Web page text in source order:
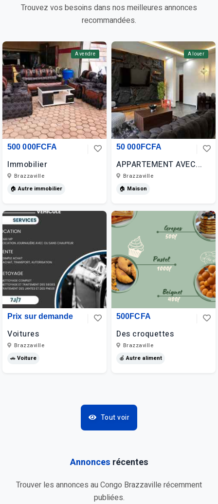
Trouvez vos besoins dans nos meilleures annonces
recommandées.
A vendre
500 000FCFA
Immobilier
Brazzaville
🏠 Autre immobilier
A louer
50 000FCFA
APPARTEMENT AVEC...
Brazzaville
🏠 Maison
Prix sur demande
Voitures
Brazzaville
🚗 Voiture
500FCFA
Des croquettes
Brazzaville
🍎 Autre aliment
Tout voir
Annonces récentes
Trouver les annonces au Congo Brazzaville récemment
publiées.